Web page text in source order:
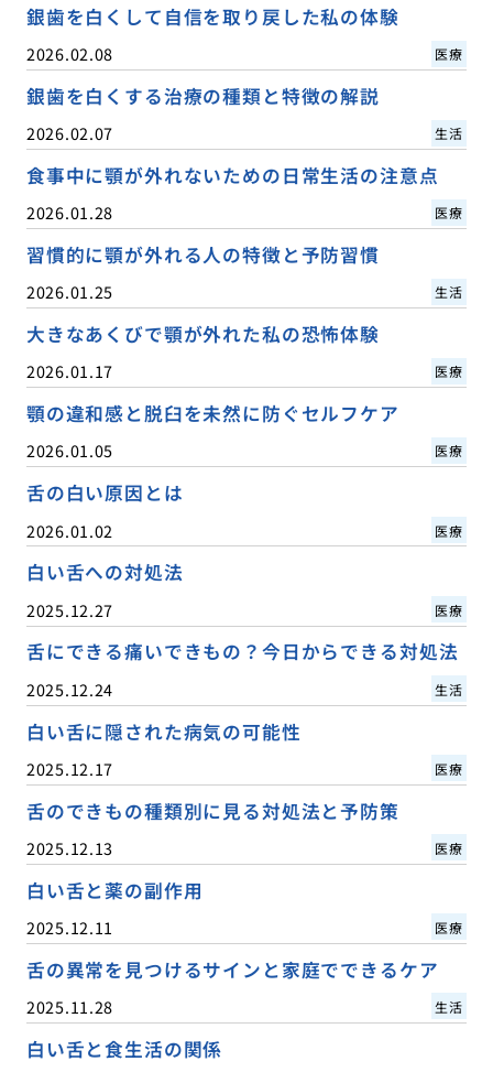
銀歯を白くして自信を取り戻した私の体験
2026.02.08 医療
銀歯を白くする治療の種類と特徴の解説
2026.02.07 生活
食事中に顎が外れないための日常生活の注意点
2026.01.28 医療
習慣的に顎が外れる人の特徴と予防習慣
2026.01.25 生活
大きなあくびで顎が外れた私の恐怖体験
2026.01.17 医療
顎の違和感と脱臼を未然に防ぐセルフケア
2026.01.05 医療
舌の白い原因とは
2026.01.02 医療
白い舌への対処法
2025.12.27 医療
舌にできる痛いできもの？今日からできる対処法
2025.12.24 生活
白い舌に隠された病気の可能性
2025.12.17 医療
舌のできもの種類別に見る対処法と予防策
2025.12.13 医療
白い舌と薬の副作用
2025.12.11 医療
舌の異常を見つけるサインと家庭でできるケア
2025.11.28 生活
白い舌と食生活の関係